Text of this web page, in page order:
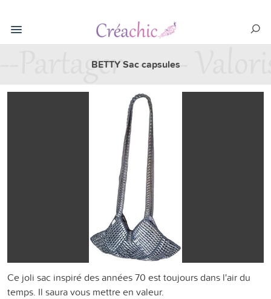
BETTY Sac capsules
Ce joli sac inspiré des années 70 est toujours dans l'air du
temps. Il saura vous mettre en valeur.